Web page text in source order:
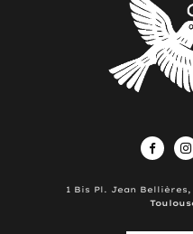
1 Bis Pl. Jean Bellières,